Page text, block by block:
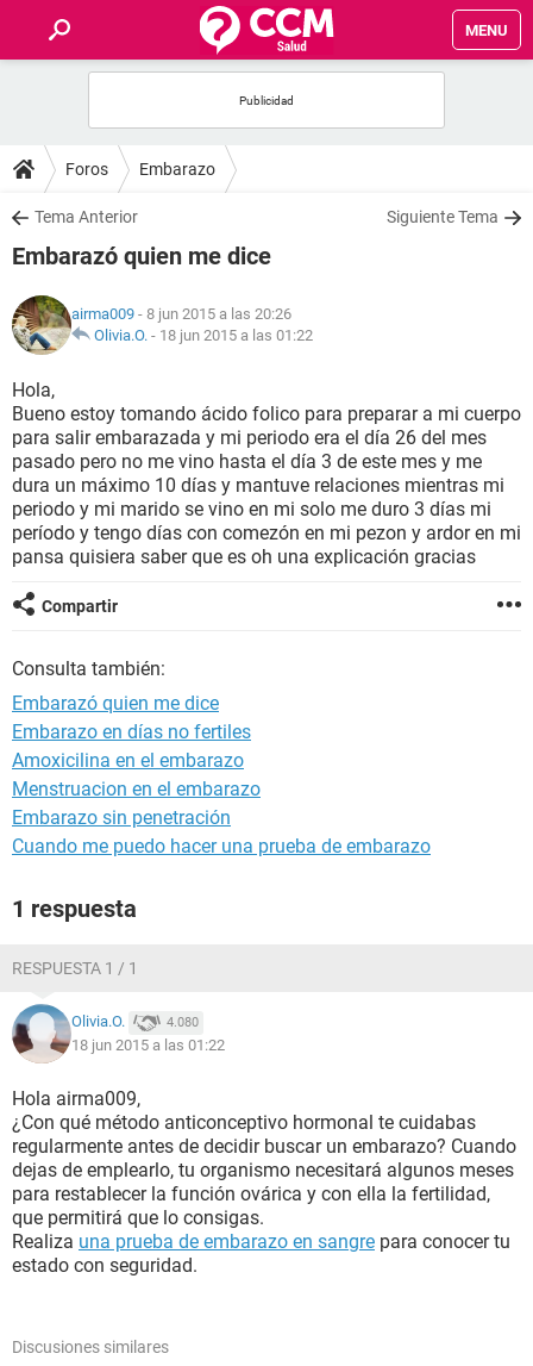
MENU
FOROS
SALUD
NUTRICIÓN
BIENESTAR
SEXUALIDAD
GLOSARIO
Foros Embarazo
Tema Anterior Siguiente Tema
Embarazó quien me dice
airma009 - 8 jun 2015 a las 20:26
Olivia.O. - 18 jun 2015 a las 01:22
Hola,
Bueno estoy tomando ácido folico para preparar a mi cuerpo
para salir embarazada y mi periodo era el día 26 del mes
pasado pero no me vino hasta el día 3 de este mes y me
dura un máximo 10 días y mantuve relaciones mientras mi
periodo y mi marido se vino en mi solo me duro 3 días mi
período y tengo días con comezón en mi pezon y ardor en mi
pansa quisiera saber que es oh una explicación gracias
Compartir
Consulta también:
Embarazó quien me dice
Embarazo en días no fertiles
Amoxicilina en el embarazo
Menstruacion en el embarazo
Embarazo sin penetración
Cuando me puedo hacer una prueba de embarazo
1 respuesta
RESPUESTA 1 / 1
Olivia.O. 4.080
18 jun 2015 a las 01:22
Hola airma009,
¿Con qué método anticonceptivo hormonal te cuidabas
regularmente antes de decidir buscar un embarazo? Cuando
dejas de emplearlo, tu organismo necesitará algunos meses
para restablecer la función ovárica y con ella la fertilidad,
que permitirá que lo consigas.
Realiza una prueba de embarazo en sangre para conocer tu
estado con seguridad.
Discusiones similares